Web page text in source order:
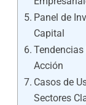
Panel de
Capital
Tendencias
Acción
Casos de
Sectores